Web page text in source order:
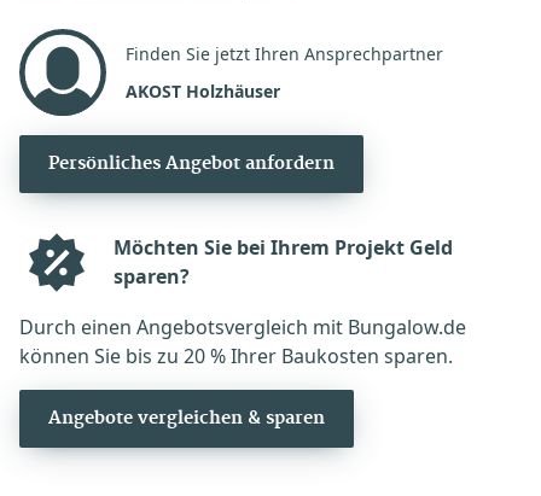
Finden Sie jetzt Ihren Ansprechpartner
AKOST Holzhäuser
Persönliches Angebot anfordern
Möchten Sie bei Ihrem Projekt Geld
sparen?
Durch einen Angebotsvergleich mit Bungalow.de
können Sie bis zu 20 % Ihrer Baukosten sparen.
Angebote vergleichen & sparen